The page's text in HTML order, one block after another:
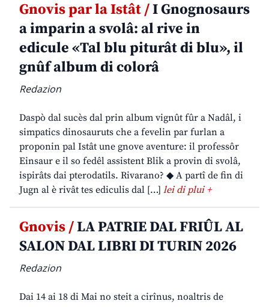
Gnovis par la Istât /I Gnognosaurs
a imparin a svolâ: al rive in
edicule «Tal blu piturât di blu», il
gnûf album di colorâ
Redazion
Daspò dal sucès dal prin album vignût fûr a Nadâl, i
simpatics dinosauruts che a fevelin par furlan a
proponin pal Istât une gnove aventure: il professôr
Einsaur e il so fedêl assistent Blik a provin di svolâ,
ispirâts dai pterodatils. Rivarano? ◆ A partî de fin di
Jugn al è rivât tes ediculis dal […] lei di plui +
Gnovis /LA PATRIE DAL FRIÛL AL
SALON DAL LIBRI DI TURIN 2026
Redazion
Dai 14 ai 18 di Mai no steit a cirînus, noaltris de